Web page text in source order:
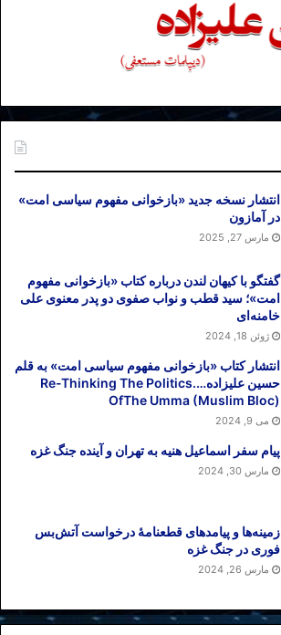
انتشار نسخه جدید «بازخوانی مفهوم سیاسی امت»
در آمازون
مارس 27, 2025
گفتگو با کیهان لندن درباره کتاب «بازخوانی مفهوم
امت»؛ سید قطب و نواب صفوی دو پدر معنوی علی
خامنه‌ای
ژوئن 18, 2024
انتشار کتاب «بازخوانی مفهوم سیاسی امت» به قلم
حسین علیزاده….Re-Thinking The Politics
OfThe Umma (Muslim Bloc)
می 9, 2024
پیام سفر اسماعیل هنیه به تهران و آینده جنگ غزه
مارس 30, 2024
زمینه‌ها و پیامدهای قطعنامهٔ درخواست آتش‌بس
فوری در جنگ غزه
مارس 26, 2024